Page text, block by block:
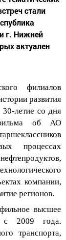
стали
г. Нижней
актуален
филиалов
развития
летие со дня
об АО
высшее
с 2009 года.
транспорта,